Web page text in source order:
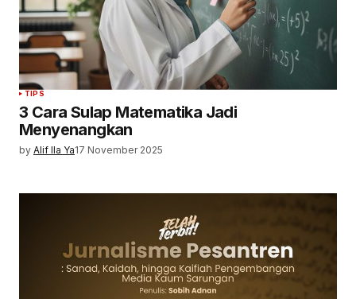
TIPS
3 Cara Sulap Matematika Jadi
Menyenangkan
by Alif Ila Ya17 November 2025